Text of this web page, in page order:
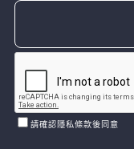
請確認隱私條款後同意